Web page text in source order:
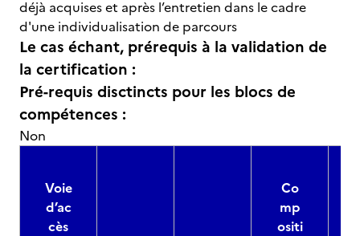
déjà acquises et après l’entretien dans le cadre
d'une individualisation de parcours
Le cas échant, prérequis à la validation de
la certification :
Pré-requis disctincts pour les blocs de
compétences :
Non
Voie
d’ac
cès
Co
mp
ositi